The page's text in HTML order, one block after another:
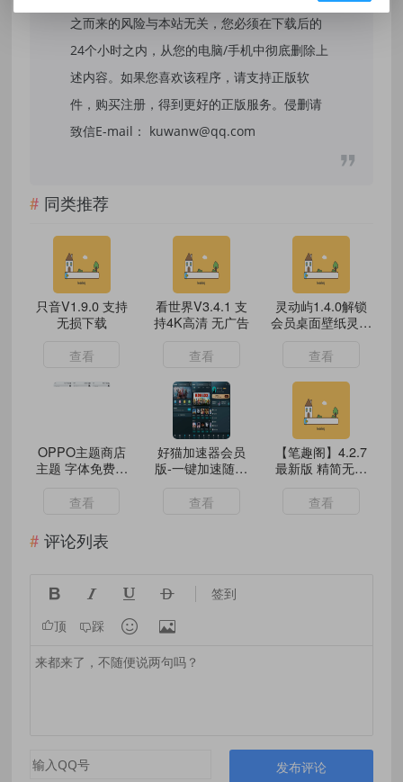
之而来的风险与本站无关，您必须在下载后的
24个小时之内，从您的电脑/手机中彻底删除上
述内容。如果您喜欢该程序，请支持正版软
件，购买注册，得到更好的正版服务。侵删请
致信E-mail： kuwanw@qq.com
同类推荐
只音V1.9.0 支持
无损下载
查看
看世界V3.4.1 支
持4K高清 无广告
查看
灵动屿1.4.0解锁
会员桌面壁纸灵动
查看
OPPO主题商店
主题 字体免费用
查看
好猫加速器会员
版-一键加速随意
查看
【笔趣阁】4.2.7
最新版 精简无广
查看
评论列表
    签到
顶 踩  
发布评论